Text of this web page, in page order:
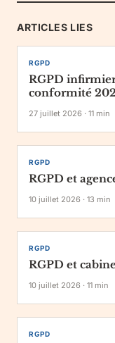
ARTICLES LIES
RGPD
RGPD
conformité
27 juillet 2026 · 11 min
RGPD
RGPD et
10 juillet 2026 · 13 min
RGPD
RGPD et
10 juillet 2026 · 11 min
RGPD